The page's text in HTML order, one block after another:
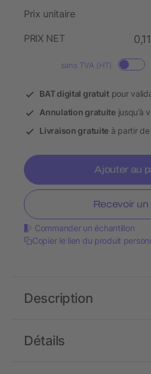
Prix unitaire
PRIX NET
sans TVA (HT)
BAT digital gratuitpour
Annulation gratuitejusqu’à
Livraison gratuite à partir
Ajouter au
Recevoir un
Commander un échantillon
Copier le lien du produit
Détails
Description